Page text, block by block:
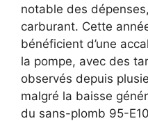
notable des
carburant. Cette
bénéficient d’une
la pompe, avec des
observés depuis
malgré la baisse
du sans-plomb 95-